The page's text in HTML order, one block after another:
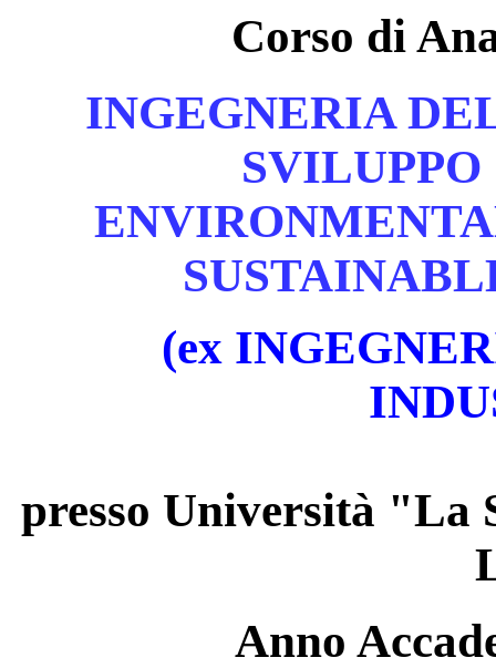
Corso di
INGEGNERIA
(ex
presso Università "La
Anno